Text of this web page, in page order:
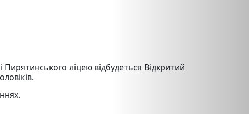
ліцею відбудеться Відкритий